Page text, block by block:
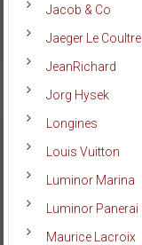
Jacob & Co
Jaeger Le Coultre
JeanRichard
Jorg Hysek
Longines
Louis Vuitton
Luminor Marina
Luminor Panerai
Maurice Lacroix